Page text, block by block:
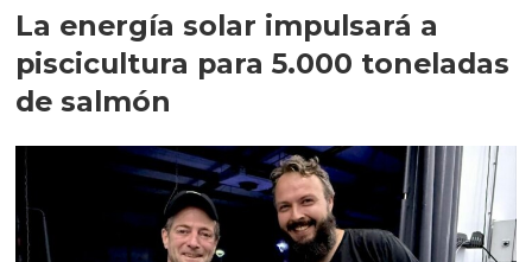
La energía solar impulsará a
piscicultura para 5.000 toneladas
de salmón